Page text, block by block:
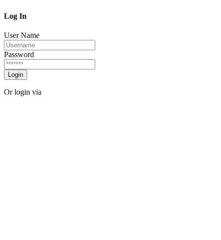
Log In
User Name
Password
Login
Or login via